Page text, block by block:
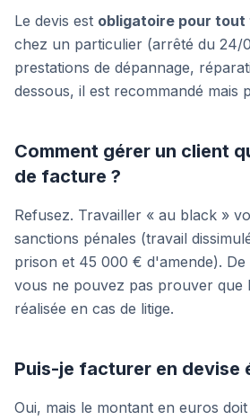
Le devis est obligatoire pour tout
chez un particulier (arrêté du 24/
prestations de dépannage,
dessous, il est recommandé mais
Comment gérer un client
de facture ?
Refusez. Travailler « au black »
sanctions pénales (travail
prison et 45 000 € d'amende).
vous ne pouvez pas prouver que
réalisée en cas de litige.
Puis-je facturer en devise
Oui, mais le montant en euros